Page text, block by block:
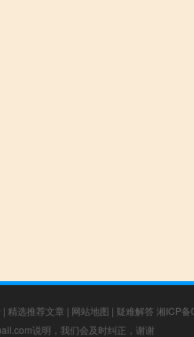
| 精选推荐文章 | 网站地图 | 疑难解答 湘ICP
说明，我们会及时纠正，谢谢